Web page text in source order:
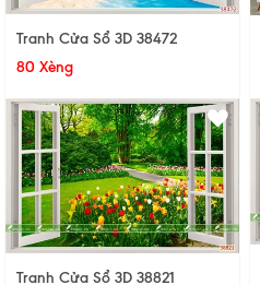
Tranh Cửa Sổ 3D 38472
80 Xèng
Tranh Cửa Sổ 3D 38821